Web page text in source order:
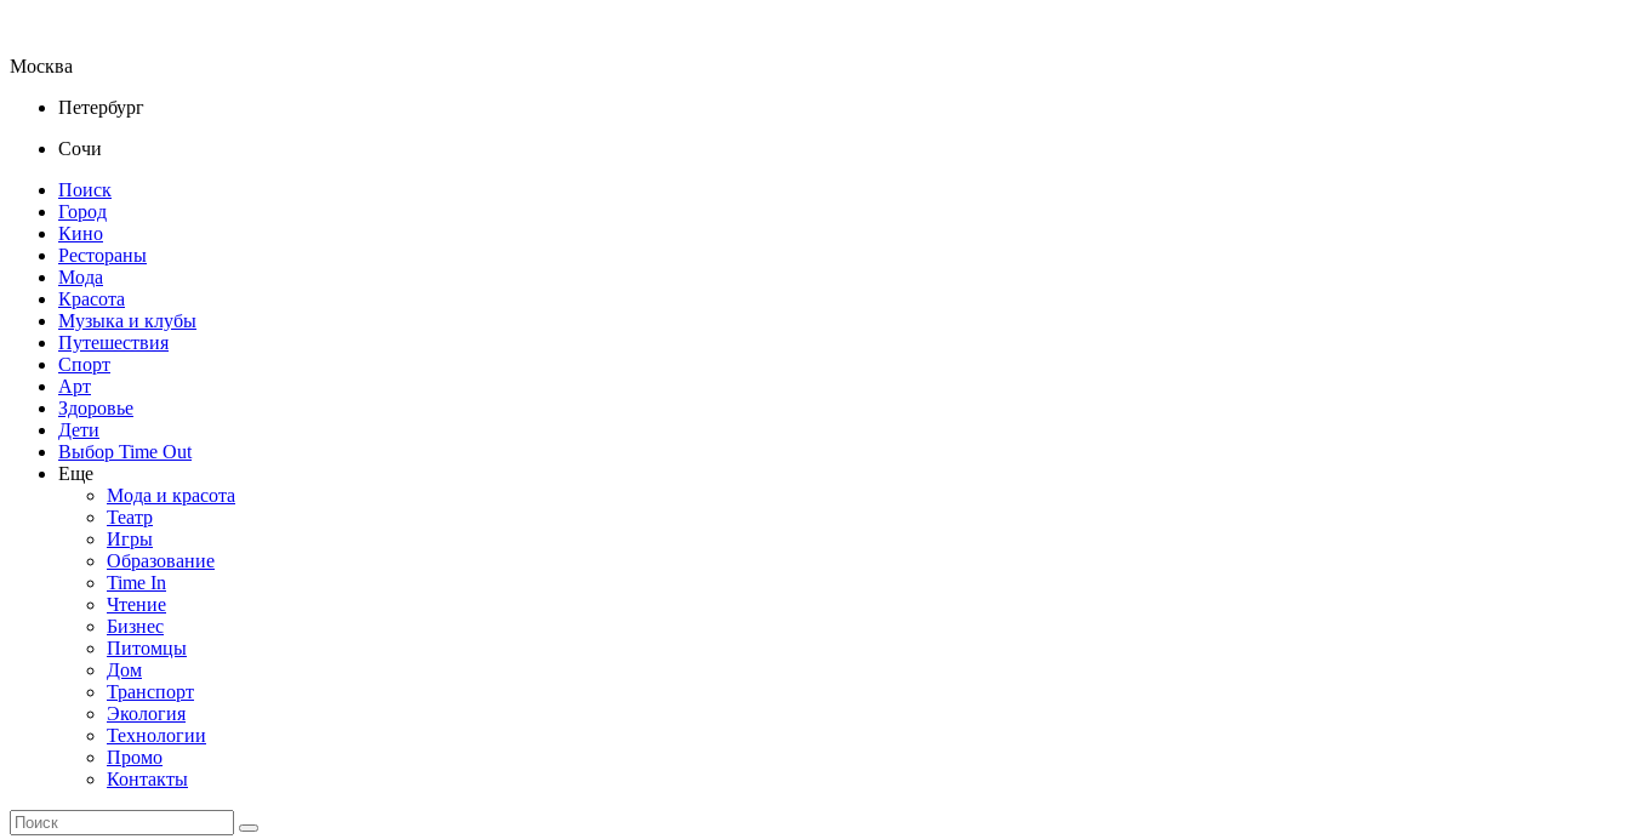
Москва
Петербург
Сочи
Поиск
Город
Кино
Рестораны
Мода
Красота
Музыка и клубы
Путешествия
Спорт
Арт
Здоровье
Дети
Выбор Time Out
Еще
Мода и красота
Театр
Игры
Образование
Time In
Чтение
Бизнес
Питомцы
Дом
Транспорт
Экология
Технологии
Промо
Контакты